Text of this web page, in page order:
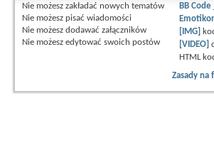
Nie możesz zakładać nowych tematów
Nie możesz pisać wiadomości
Nie możesz dodawać załączników
Nie możesz edytować swoich postów
BB Code
[IMG]
[VIDEO]
HTML
Zasady na